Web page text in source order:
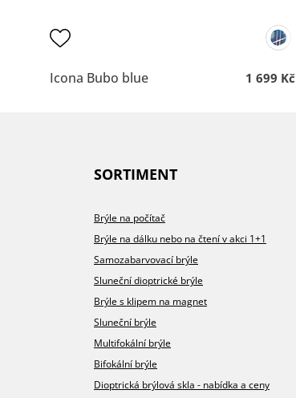
Icona Bubo blue 1 699 Kč
SORTIMENT
Brýle na počítač
Brýle na dálku nebo na čtení v akci 1+1
Samozabarvovací brýle
Sluneční dioptrické brýle
Brýle s klipem na magnet
Sluneční brýle
Multifokální brýle
Bifokální brýle
Dioptrická brýlová skla - nabídka a ceny